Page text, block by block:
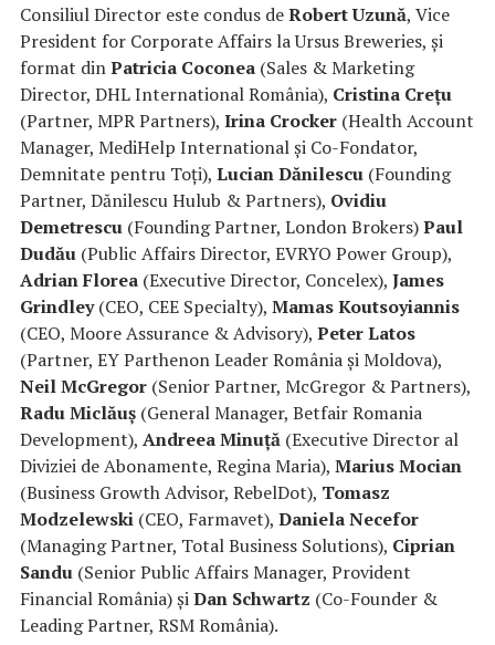
Consiliul Director este condus deRobert Uzună, Vice
President for Corporate Affairs la Ursus Breweries, și
format dinPatricia Coconea (Sales & Marketing
Director, DHL International România), Cristina Crețu
(Partner, MPR Partners), Irina Crocker (Health Account
Manager, MediHelp International și Co-Fondator,
Demnitate pentru Toți), Lucian Dănilescu (Founding
Partner, Dănilescu Hulub & Partners), Ovidiu
Demetrescu (Founding Partner, London Brokers)Paul
Dudău (Public Affairs Director, EVRYO Power Group),
Adrian Florea (Executive Director, Concelex), James
Grindley(CEO, CEE Specialty), Mamas Koutsoyiannis
(CEO, Moore Assurance & Advisory), Peter Latos
(Partner, EY Parthenon Leader România și Moldova),
Neil McGregor (Senior Partner, McGregor & Partners),
Radu Miclăuș (General Manager, Betfair Romania
Development), Andreea Minuță (Executive Director al
Diviziei de Abonamente, Regina Maria), Marius Mocian
(Business Growth Advisor, RebelDot), Tomasz
Modzelewski (CEO, Farmavet), Daniela Necefor
(Managing Partner, Total Business Solutions), Ciprian
Sandu (Senior Public Affairs Manager, Provident
Financial România) șiDan Schwartz (Co-Founder &
Leading Partner, RSM România).